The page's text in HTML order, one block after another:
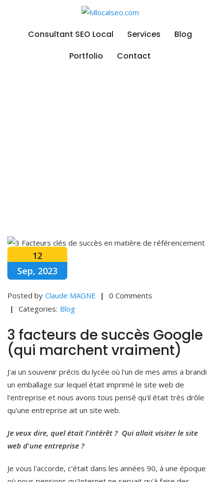
Consultant SEO Local Services
Blog
Portfolio
Contact
12
Sep, 2023
Posted by Claude MAGNE
0 Comments
Categories: Blog
3 facteurs de succès Google
(qui marchent vraiment)
J'ai un souvenir précis du lycée où l'un de mes amis a brandi
un emballage sur lequel était imprimé le site web de
l'entreprise et nous avons tous pensé qu'il était très drôle
qu'une entreprise ait un site web.
Je veux dire, quel était l'intérêt ? Qui allait visiter le site
web d'une entreprise ?
Je vous l'accorde, c'était dans les années 90, à une époque